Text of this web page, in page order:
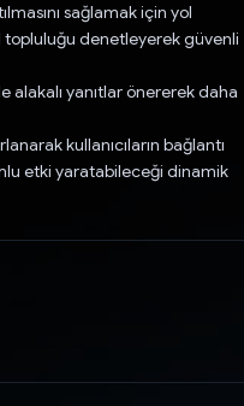
sağlamak için yol
topluluğu denetleyerek güvenli
alakalı yanıtlar önererek daha
kullanıcıların bağlantı
etki yaratabileceği dinamik